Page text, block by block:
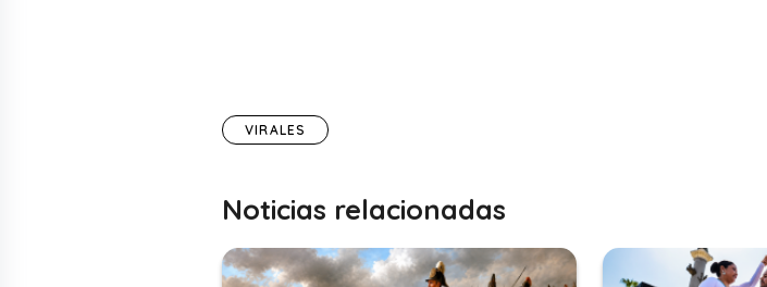
VIRALES
Noticias relacionadas